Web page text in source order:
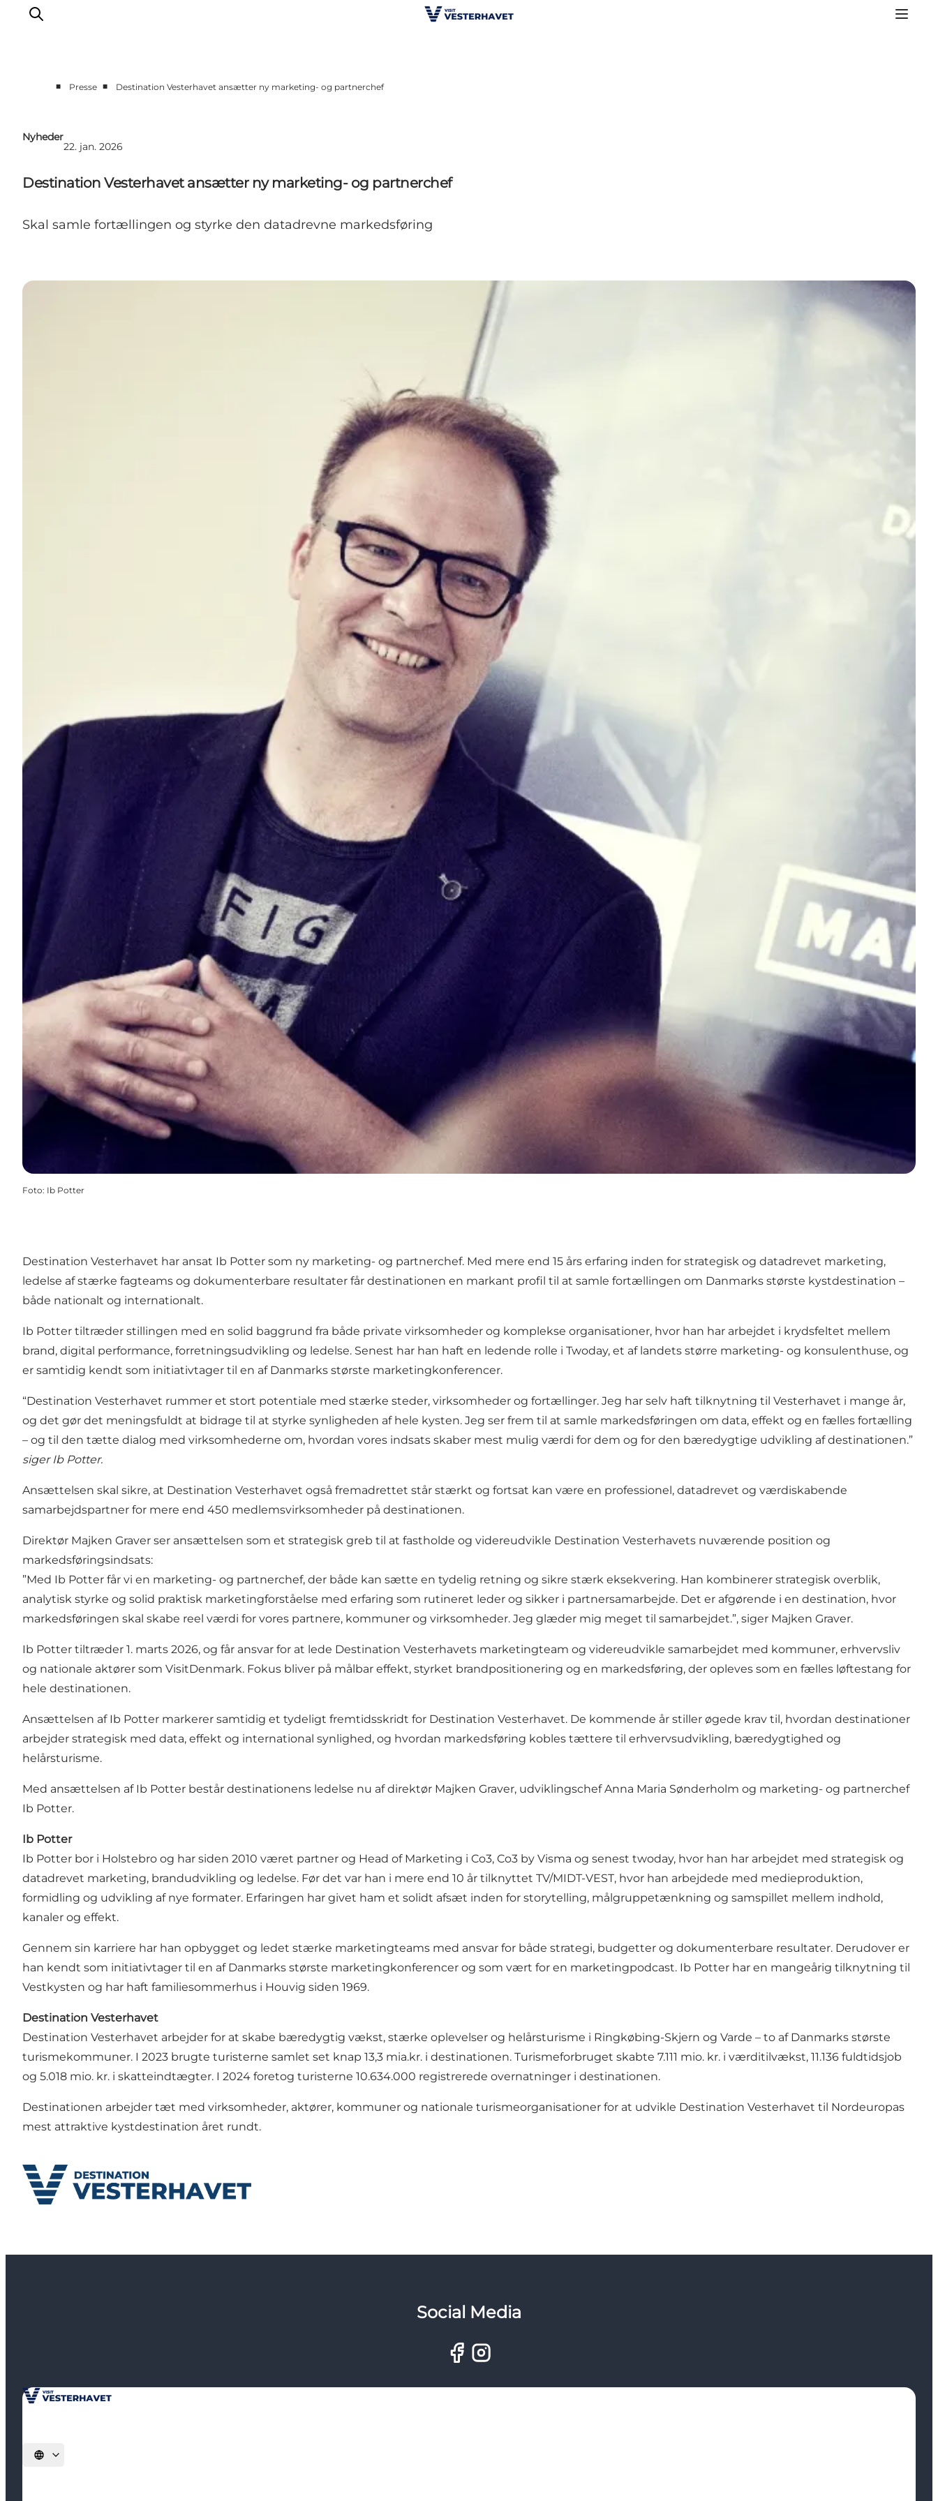
Events
Projekter
Medlemskab
Om os
■ Presse ■ Destination Vesterhavet ansætter ny marketing- og partnerchef
Nyheder
22. jan. 2026
Destination Vesterhavet ansætter ny marketing- og partnerchef
Skal samle fortællingen og styrke den datadrevne markedsføring
Foto: Ib Potter
Destination Vesterhavet har ansat Ib Potter som ny marketing- og partnerchef. Med mere end 15 års erfaring inden for strategisk og datadrevet marketing,
ledelse af stærke fagteams og dokumenterbare resultater får destinationen en markant profil til at samle fortællingen om Danmarks største kystdestination –
både nationalt og internationalt.
Ib Potter tiltræder stillingen med en solid baggrund fra både private virksomheder og komplekse organisationer, hvor han har arbejdet i krydsfeltet mellem
brand, digital performance, forretningsudvikling og ledelse. Senest har han haft en ledende rolle i Twoday, et af landets større marketing- og konsulenthuse, og
er samtidig kendt som initiativtager til en af Danmarks største marketingkonferencer.
“Destination Vesterhavet rummer et stort potentiale med stærke steder, virksomheder og fortællinger. Jeg har selv haft tilknytning til Vesterhavet i mange år,
og det gør det meningsfuldt at bidrage til at styrke synligheden af hele kysten. Jeg ser frem til at samle markedsføringen om data, effekt og en fælles fortælling
– og til den tætte dialog med virksomhederne om, hvordan vores indsats skaber mest mulig værdi for dem og for den bæredygtige udvikling af destinationen.”
siger Ib Potter.
Ansættelsen skal sikre, at Destination Vesterhavet også fremadrettet står stærkt og fortsat kan være en professionel, datadrevet og værdiskabende
samarbejdspartner for mere end 450 medlemsvirksomheder på destinationen.
Direktør Majken Graver ser ansættelsen som et strategisk greb til at fastholde og videreudvikle Destination Vesterhavets nuværende position og
markedsføringsindsats:
”Med Ib Potter får vi en marketing- og partnerchef, der både kan sætte en tydelig retning og sikre stærk eksekvering. Han kombinerer strategisk overblik,
analytisk styrke og solid praktisk marketingforståelse med erfaring som rutineret leder og sikker i partnersamarbejde. Det er afgørende i en destination, hvor
markedsføringen skal skabe reel værdi for vores partnere, kommuner og virksomheder. Jeg glæder mig meget til samarbejdet.”, siger Majken Graver.
Ib Potter tiltræder 1. marts 2026, og får ansvar for at lede Destination Vesterhavets marketingteam og videreudvikle samarbejdet med kommuner, erhvervsliv
og nationale aktører som VisitDenmark. Fokus bliver på målbar effekt, styrket brandpositionering og en markedsføring, der opleves som en fælles løftestang for
hele destinationen.
Ansættelsen af Ib Potter markerer samtidig et tydeligt fremtidsskridt for Destination Vesterhavet. De kommende år stiller øgede krav til, hvordan destinationer
arbejder strategisk med data, effekt og international synlighed, og hvordan markedsføring kobles tættere til erhvervsudvikling, bæredygtighed og
helårsturisme.
Med ansættelsen af Ib Potter består destinationens ledelse nu af direktør Majken Graver, udviklingschef Anna Maria Sønderholm og marketing- og partnerchef
Ib Potter.
Ib Potter
Ib Potter bor i Holstebro og har siden 2010 været partner og Head of Marketing i Co3, Co3 by Visma og senest twoday, hvor han har arbejdet med strategisk og
datadrevet marketing, brandudvikling og ledelse. Før det var han i mere end 10 år tilknyttet TV/MIDT-VEST, hvor han arbejdede med medieproduktion,
formidling og udvikling af nye formater. Erfaringen har givet ham et solidt afsæt inden for storytelling, målgruppetænkning og samspillet mellem indhold,
kanaler og effekt.
Gennem sin karriere har han opbygget og ledet stærke marketingteams med ansvar for både strategi, budgetter og dokumenterbare resultater. Derudover er
han kendt som initiativtager til en af Danmarks største marketingkonferencer og som vært for en marketingpodcast. Ib Potter har en mangeårig tilknytning til
Vestkysten og har haft familiesommerhus i Houvig siden 1969.
Destination Vesterhavet
Destination Vesterhavet arbejder for at skabe bæredygtig vækst, stærke oplevelser og helårsturisme i Ringkøbing-Skjern og Varde – to af Danmarks største
turismekommuner. I 2023 brugte turisterne samlet set knap 13,3 mia.kr. i destinationen. Turismeforbruget skabte 7.111 mio. kr. i værditilvækst, 11.136 fuldtidsjob
og 5.018 mio. kr. i skatteindtægter. I 2024 foretog turisterne 10.634.000 registrerede overnatninger i destinationen.
Destinationen arbejder tæt med virksomheder, aktører, kommuner og nationale turismeorganisationer for at udvikle Destination Vesterhavet til Nordeuropas
mest attraktive kystdestination året rundt.
Social Media
Vælg sprog